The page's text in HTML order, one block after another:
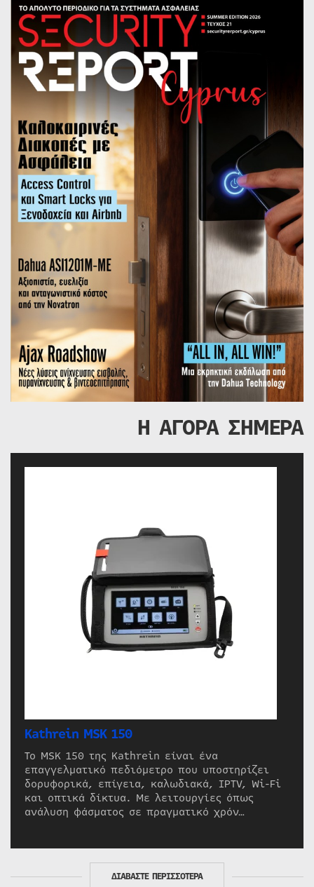
Η ΑΓΟΡΑ ΣΗΜΕΡΑ
Kathrein MSK 150
Το MSK 150 της Kathrein είναι ένα
επαγγελματικό πεδιόμετρο που υποστηρίζει
δορυφορικά, επίγεια, καλωδιακά, IPTV, Wi-Fi
και οπτικά δίκτυα. Με λειτουργίες όπως
ανάλυση φάσματος σε πραγματικό χρόν…
ΔΙΑΒΑΣΤΕ ΠΕΡΙΣΣΟΤΕΡΑ